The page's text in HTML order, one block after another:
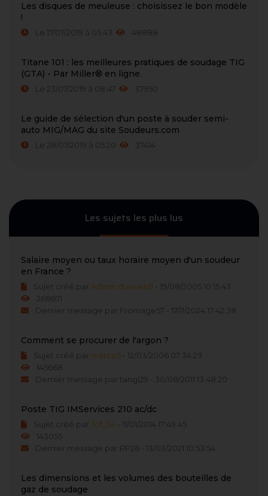
Les disques de meuleuse : choisissez le bon modèle
!
Le 17/07/2019 à 05:43 48888
Titane 101 : les meilleures pratiques de soudage TIG
(GTA) - Par Miller® en ligne.
Le 23/07/2019 à 08:47 37950
Le guide de sélection d'un poste à souder semi-
auto MIG/MAG du site Soudeurs.com
Le 28/07/2019 à 05:20 37414
Les sujets les plus lus
Salaire moyen ou taux horaire moyen d'un soudeur
en France ?
Sujet créé par Admin dusweld1 - 19/08/2005 10:15:43
268671
Dernier message par Fromage57 - 17/11/2024 17:42:38
Comment se procurer de l'argon ?
Sujet créé par marco5 - 12/03/2006 07:34:23
145668
Dernier message par tangi29 - 30/08/2011 13:48:20
Poste TIG IMServices 210 ac/dc
Sujet créé par Tof_24 - 11/01/2014 17:49:45
143055
Dernier message par RP26 - 13/03/2021 10:53:54
Les dimensions et les volumes des bouteilles de
gaz de soudage